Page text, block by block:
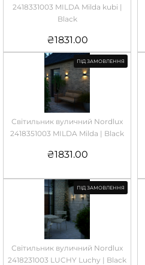
2418331003 MILDA Milda kubi |
Black
₴1831.00
ПІД ЗАМОВЛЕННЯ
Світильник вуличний Nordlux
2418351003 MILDA Milda | Black
₴1831.00
ПІД ЗАМОВЛЕННЯ
Світильник вуличний Nordlux
2418231003 LUCHY Luchy | Black